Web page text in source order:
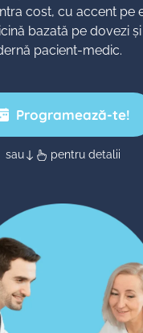
cost, cu accent pe
bazată pe dovezi
pacient-medic.
Programează-te!
sau pentru detalii